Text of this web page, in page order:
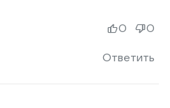
Ответить
0 0